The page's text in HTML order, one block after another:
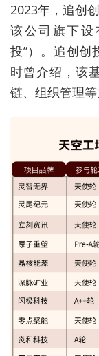
2023年，追创
该公司旗下设
投”）。追创创
时曾介绍，该
链、组织管理